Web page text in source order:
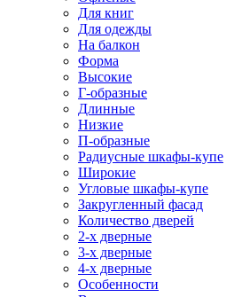
Для книг
Для одежды
На балкон
Форма
Высокие
Г-образные
Длинные
Низкие
П-образные
Радиусные шкафы-купе
Широкие
Угловые шкафы-купе
Закругленный фасад
Количество дверей
2-х дверные
3-х дверные
4-х дверные
Особенности